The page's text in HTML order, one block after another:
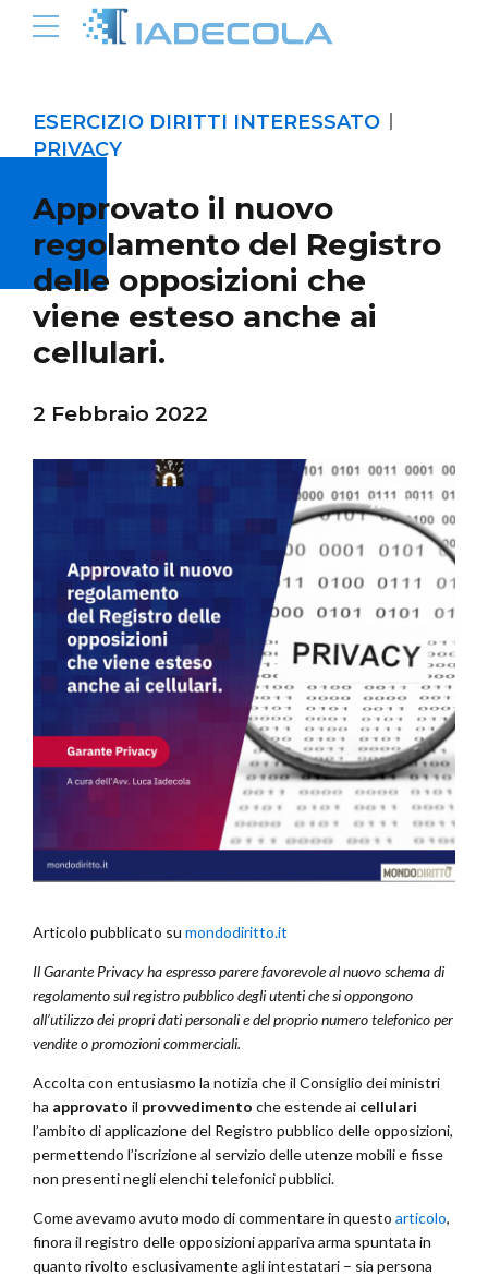
ESERCIZIO DIRITTI INTERESSATO
PRIVACY
Approvato il nuovo
regolamento del Registro
delle opposizioni che
viene esteso anche ai
cellulari.
2 Febbraio 2022
Articolo pubblicato su mondodiritto.it
Il Garante Privacy ha espresso parere favorevole al nuovo schema di
regolamento sul registro pubblico degli utenti che si oppongono
all’utilizzo dei propri dati personali e del proprio numero telefonico per
vendite o promozioni commerciali.
Accolta con entusiasmo la notizia che il Consiglio dei ministri
ha approvato il provvedimento che estende ai cellulari
l’ambito di applicazione del Registro pubblico delle opposizioni,
permettendo l’iscrizione al servizio delle utenze mobili e fisse
non presenti negli elenchi telefonici pubblici.
Come avevamo avuto modo di commentare in questo articolo,
finora il registro delle opposizioni appariva arma spuntata in
quanto rivolto esclusivamente agli intestatari – sia persona